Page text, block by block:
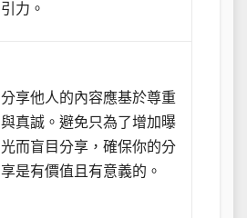
引力。
分享他人的內容應基於尊重
與真誠。避免只為了增加曝
光而盲目分享，確保你的分
享是有價值且有意義的。